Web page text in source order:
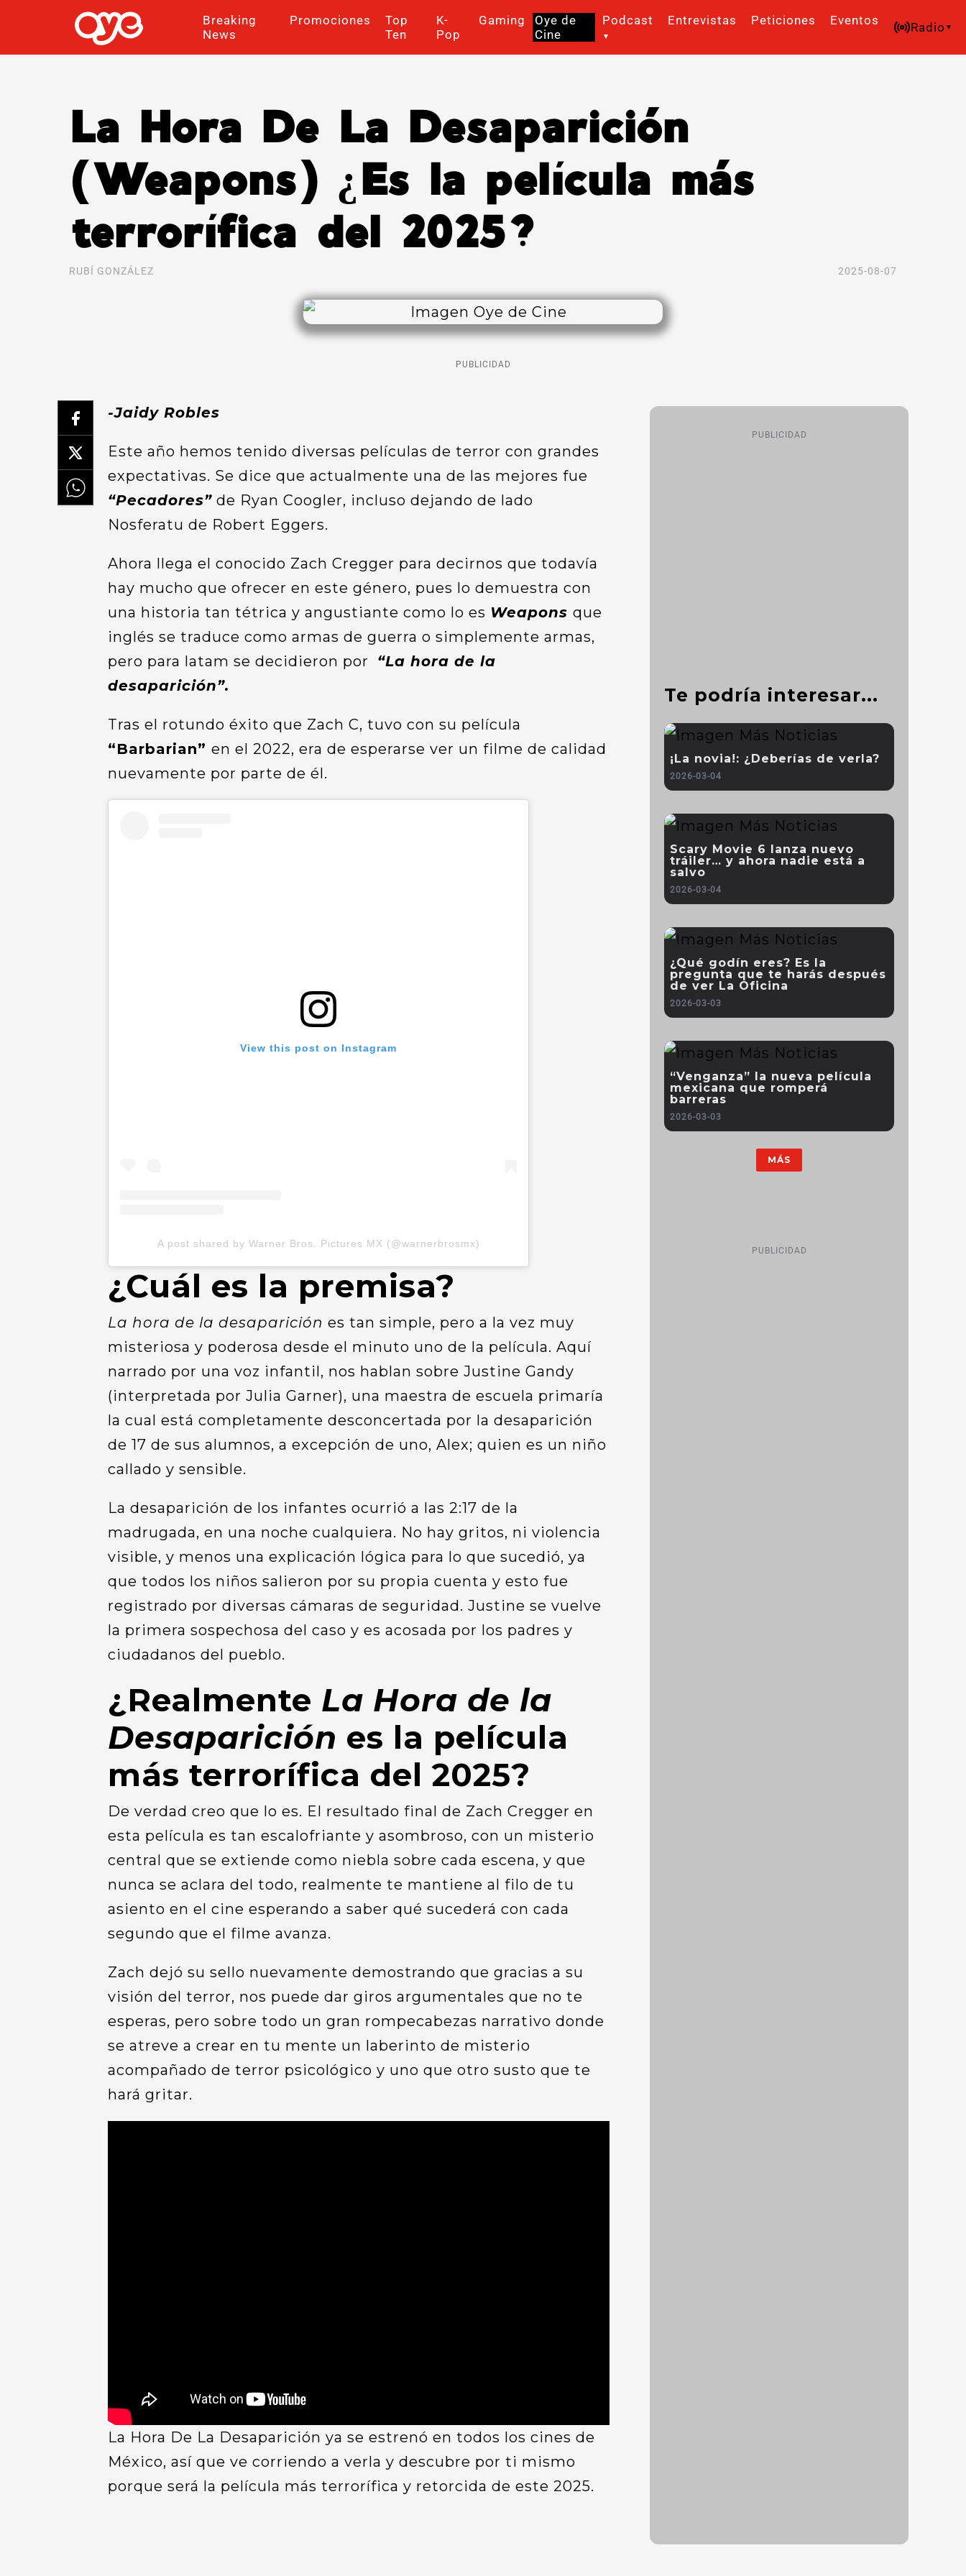
Breaking
News
Promociones
Top
Ten
K-
Pop
Gaming
Oye de
Cine
Podcast Entrevistas Peticiones Eventos Radio
La Hora De La Desaparición
(Weapons) ¿Es la película más
terrorífica del 2025?
RUBÍ GONZÁLEZ 2025-08-07
PUBLICIDAD
-Jaidy Robles
Este año hemos tenido diversas películas de terror con grandes
expectativas. Se dice que actualmente una de las mejores fue
“Pecadores” de Ryan Coogler, incluso dejando de lado
Nosferatu de Robert Eggers.
Ahora llega el conocido Zach Cregger para decirnos que todavía
hay mucho que ofrecer en este género, pues lo demuestra con
una historia tan tétrica y angustiante como lo es Weapons que
inglés se traduce como armas de guerra o simplemente armas,
pero para latam se decidieron por “La hora de la
desaparición”.
Tras el rotundo éxito que Zach C, tuvo con su película
“Barbarian” en el 2022, era de esperarse ver un filme de calidad
nuevamente por parte de él.
View this post on Instagram
A post shared by Warner Bros. Pictures MX (@warnerbrosmx)
¿Cuál es la premisa?
La hora de la desaparición es tan simple, pero a la vez muy
misteriosa y poderosa desde el minuto uno de la película. Aquí
narrado por una voz infantil, nos hablan sobre Justine Gandy
(interpretada por Julia Garner), una maestra de escuela primaría
la cual está completamente desconcertada por la desaparición
de 17 de sus alumnos, a excepción de uno, Alex; quien es un niño
callado y sensible.
La desaparición de los infantes ocurrió a las 2:17 de la
madrugada, en una noche cualquiera. No hay gritos, ni violencia
visible, y menos una explicación lógica para lo que sucedió, ya
que todos los niños salieron por su propia cuenta y esto fue
registrado por diversas cámaras de seguridad. Justine se vuelve
la primera sospechosa del caso y es acosada por los padres y
ciudadanos del pueblo.
¿Realmente La Hora de la
Desaparición es la película
más terrorífica del 2025?
De verdad creo que lo es. El resultado final de Zach Cregger en
esta película es tan escalofriante y asombroso, con un misterio
central que se extiende como niebla sobre cada escena, y que
nunca se aclara del todo, realmente te mantiene al filo de tu
asiento en el cine esperando a saber qué sucederá con cada
segundo que el filme avanza.
Zach dejó su sello nuevamente demostrando que gracias a su
visión del terror, nos puede dar giros argumentales que no te
esperas, pero sobre todo un gran rompecabezas narrativo donde
se atreve a crear en tu mente un laberinto de misterio
acompañado de terror psicológico y uno que otro susto que te
hará gritar.
La Hora De La Desaparición ya se estrenó en todos los cines de
México, así que ve corriendo a verla y descubre por ti mismo
porque será la película más terrorífica y retorcida de este 2025.
PUBLICIDAD
Te podría interesar...
¡La novia!: ¿Deberías de verla?
2026-03-04
Scary Movie 6 lanza nuevo
tráiler… y ahora nadie está a
salvo
2026-03-04
¿Qué godín eres? Es la
pregunta que te harás después
de ver La Oficina
2026-03-03
“Venganza” la nueva película
mexicana que romperá
barreras
2026-03-03
MÁS
PUBLICIDAD